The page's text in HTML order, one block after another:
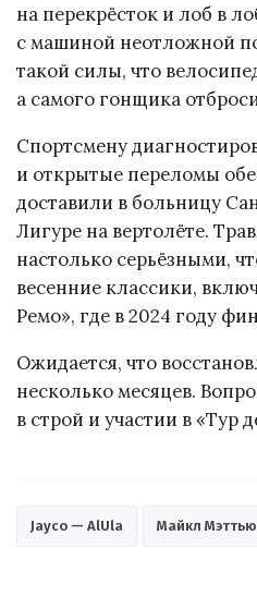
на перекрёсток и лоб в
с машиной неотложной
такой силы, что
а самого гонщика
Спортсмену
и открытые переломы
доставили в больницу
Лигуре на вертолёте.
настолько серьёзными,
весенние классики,
Ремо», где в 2024 году
Ожидается, что
несколько месяцев.
в строй и участии в «Тур
Jayco — AlUla Майкл